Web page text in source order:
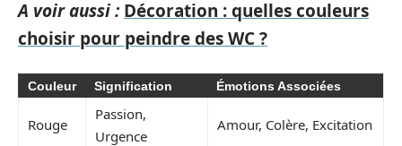
A voir aussi : Décoration : quelles couleurs
choisir pour peindre des WC ?
Couleur Signification Émotions Associées
Rouge
Passion,
Urgence
Amour, Colère, Excitation